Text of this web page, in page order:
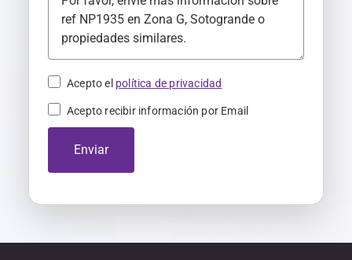
+
Acepto el política de privacidad
Acepto recibir información por Email
Enviar